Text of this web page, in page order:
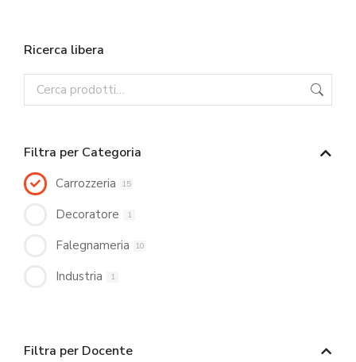
Ricerca libera
Filtra per Categoria
Carrozzeria 15
Decoratore 1
Falegnameria 10
Industria 1
Filtra per Docente